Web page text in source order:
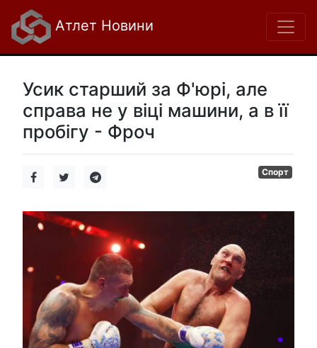
Атлет Новини
Усик старший за Ф'юрі, але
справа не у віці машини, а в її
пробігу - Фроч
Спорт